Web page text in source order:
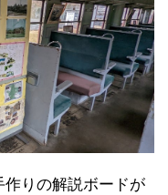
りの解説ボードが